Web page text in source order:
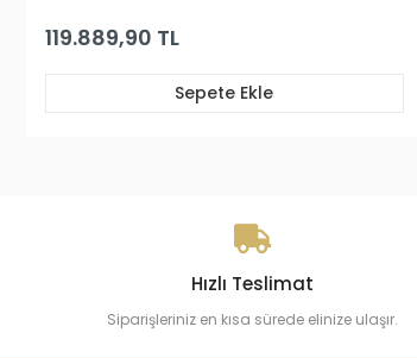
113.229,35 TL
Sepete Ekle
Hızlı Teslimat
Siparişleriniz en kısa sürede elinize ulaşır.